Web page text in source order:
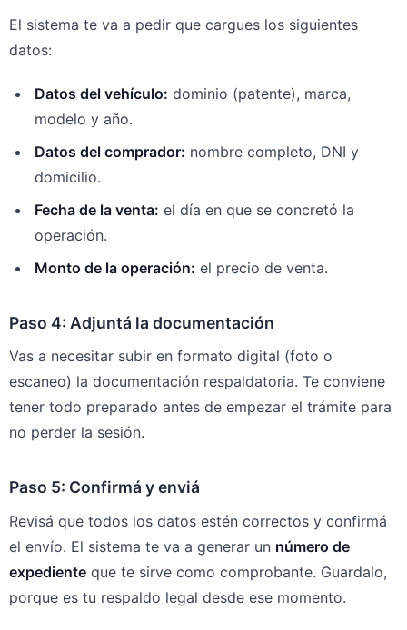
El sistema te va a pedir que cargues los siguientes
datos:
Datos del vehículo: dominio (patente), marca,
modelo y año.
Datos del comprador: nombre completo, DNI y
domicilio.
Fecha de la venta: el día en que se concretó la
operación.
Monto de la operación: el precio de venta.
Paso 4: Adjuntá la documentación
Vas a necesitar subir en formato digital (foto o
escaneo) la documentación respaldatoria. Te conviene
tener todo preparado antes de empezar el trámite para
no perder la sesión.
Paso 5: Confirmá y enviá
Revisá que todos los datos estén correctos y confirmá
el envío. El sistema te va a generar un número de
expediente que te sirve como comprobante. Guardalo,
porque es tu respaldo legal desde ese momento.